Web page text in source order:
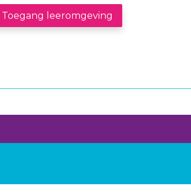
Toegang leeromgeving